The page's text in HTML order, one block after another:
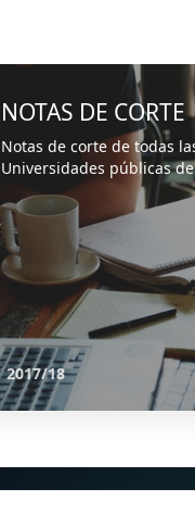
NOTAS DE CORTE
Notas de corte de todas
Universidades públicas
2017/18